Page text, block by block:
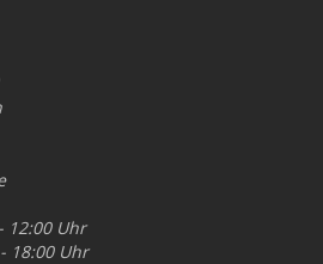
12:00 Uhr
Uhr